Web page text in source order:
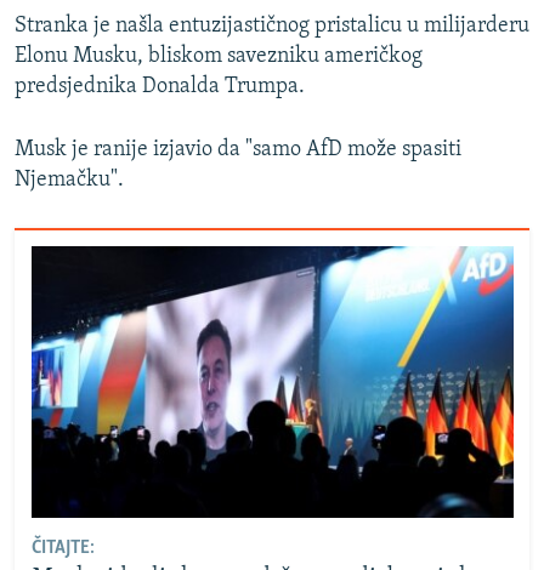
Stranka je našla entuzijastičnog pristalicu u milijarderu
Elonu Musku, bliskom savezniku američkog
predsjednika Donalda Trumpa.
Musk je ranije izjavio da "samo AfD može spasiti
Njemačku".
ČITAJTE: